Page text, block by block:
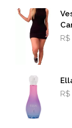
R$
R$